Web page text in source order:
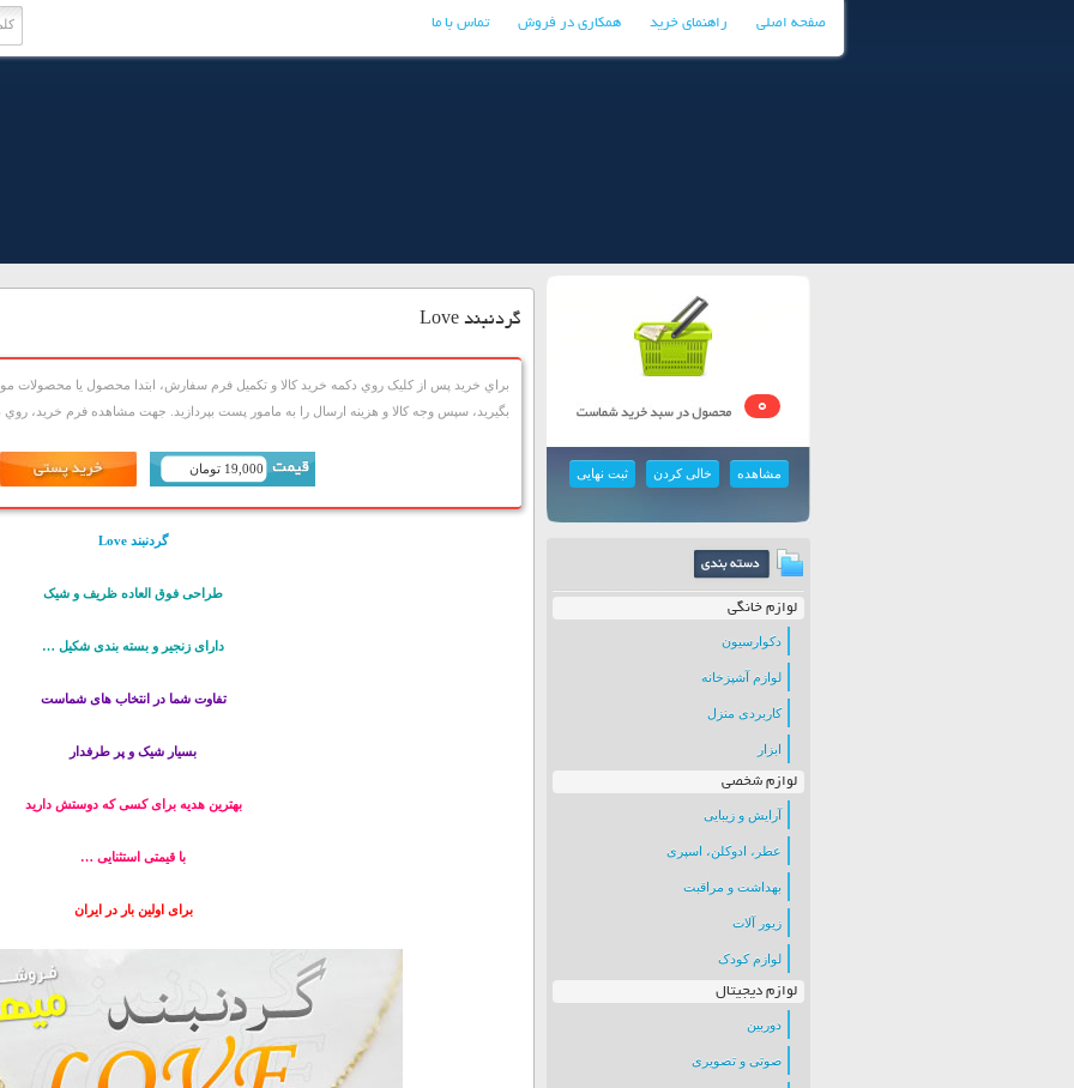
صفحه اصلی راهنمای خرید همکاری در فروش تماس با ما
0
مشاهده خالی کردن ثبت نهایی
لوازم خانگی
دکوارسیون
لوازم آشپزخانه
کاربردی منزل
ابزار
لوازم شخصی
آرایش و زیبایی
عطر، ادوکلن، اسپری
بهداشت و مراقبت
زیور آلات
لوازم کودک
لوازم دیجیتال
دوربین
صوتی و تصویری
گردنبند Love
براي خريد پس از کليک روي دکمه خريد کالا و تکميل فرم سفارش، ابتدا محصول يا محصولات
بگيريد، سپس وجه کالا و هزينه ارسال را به مامور پست بپردازيد. جهت مشاهده فرم خريد، روي
19,000 تومان
گردنبند Love
طراحی فوق العاده ظریف و شیک
دارای زنجیر و بسته بندی شکیل …
تفاوت شما در انتخاب های شماست
بسیار شیک و پر طرفدار
بهترین هدیه برای کسی که دوستش دارید
با قیمتی استثنایی …
برای اولین بار در ایران